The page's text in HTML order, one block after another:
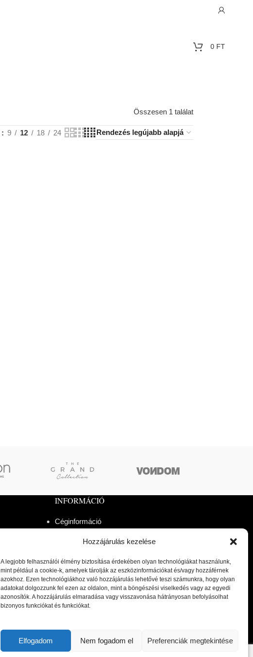
Hozzájárulás kezelése
A legjobb felhasználói élmény biztosítása érdekében olyan technológiákat használunk,
mint például a cookie-k, amelyek tárolják az eszközinformációkat és/vagy hozzáférnek
azokhoz. Ezen technológiákhoz való hozzájárulás lehetővé teszi számunkra, hogy olyan
adatokat dolgozzunk fel ezen az oldalon, mint a böngészési viselkedés vagy az egyedi
azonosítók. A hozzájárulás elmaradása vagy visszavonása hátrányosan befolyásolhat
bizonyos funkciókat és funkciókat.
Elfogadom Nem fogadom el Preferenciák megtekintése
0 FT
Összesen 1 találat
9 12 18 24
INFORMÁCIÓ
Céginformáció
Fizetési módok
Adatvédelmi irányelvek
Általános Szerződési Feltételek
Cookie tájékoztató
Kapcsolat